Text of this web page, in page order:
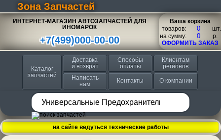
Зона Запчастей
ИНТЕРНЕТ-МАГАЗИН АВТОЗАПЧАСТЕЙ ДЛЯ
ИНОМАРОК
+7(499)000-00-00
Ваша корзина
товаров:
шт.
на сумму:
p.
ОФОРМИТЬ ЗАКАЗ
Каталог
запчастей
Доставка
и возврат
Способы
оплаты
Клиентам
регионов
Написать
нам
Контакты О компании
на сайте ведуться технические работы